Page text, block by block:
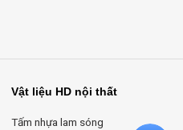
Vật liệu HD nội thất
Tấm nhựa lam sóng